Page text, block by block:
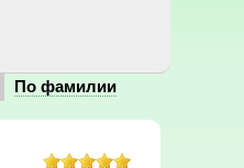
По фамилии